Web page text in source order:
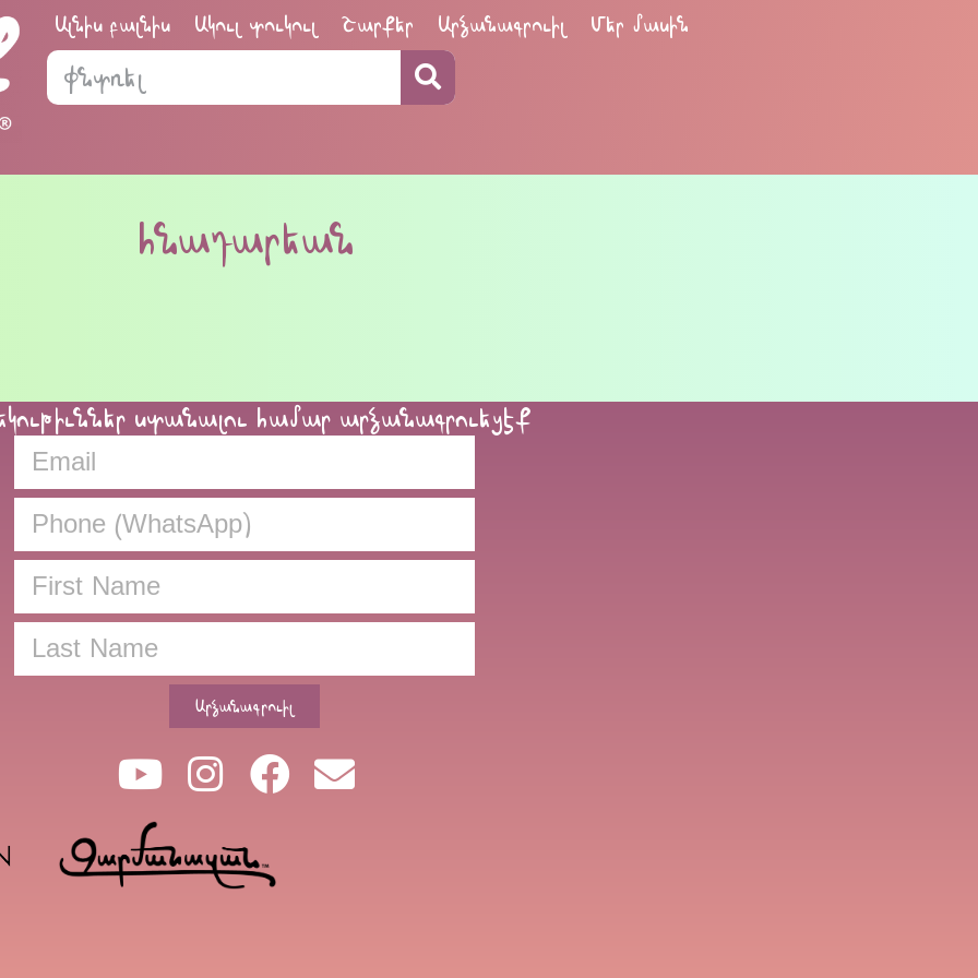
Ալնիս բալնիս Ակուլ տուկուլ Շարքեր Արձանագրուիլ Մեր մասին
հնադարեան
ստանալու համար արձանագրուեցէք
Արձանագրուիլ